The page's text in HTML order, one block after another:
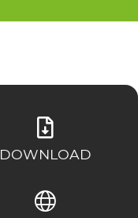
DOWNLOAD